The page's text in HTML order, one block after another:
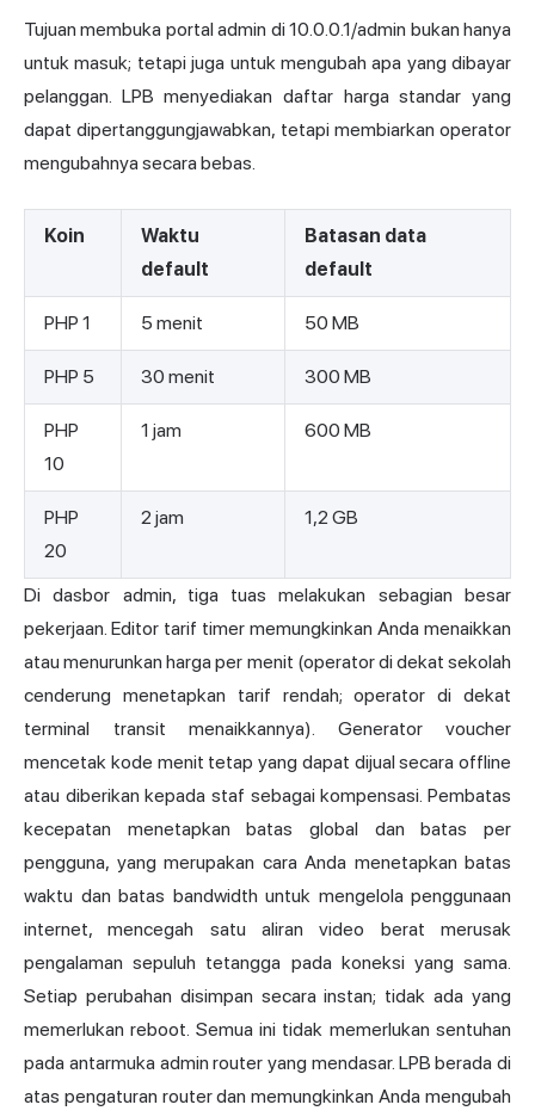
Tujuan membuka portal admin di 10.0.0.1/admin bukan hanya
untuk masuk; tetapi juga untuk mengubah apa yang dibayar
pelanggan. LPB menyediakan daftar harga standar yang
dapat dipertanggungjawabkan, tetapi membiarkan operator
mengubahnya secara bebas.
Koin
Waktu
default
Batasan data
default
PHP 1 5 menit 50 MB
PHP 5 30 menit 300 MB
PHP
10
1 jam 600 MB
PHP
20
2 jam 1,2 GB
Di dasbor admin, tiga tuas melakukan sebagian besar
pekerjaan. Editor tarif timer memungkinkan Anda menaikkan
atau menurunkan harga per menit (operator di dekat sekolah
cenderung menetapkan tarif rendah; operator di dekat
terminal transit menaikkannya). Generator voucher
mencetak kode menit tetap yang dapat dijual secara offline
atau diberikan kepada staf sebagai kompensasi. Pembatas
kecepatan menetapkan batas global dan batas per
pengguna, yang merupakan cara Anda menetapkan batas
waktu dan batas bandwidth untuk mengelola penggunaan
internet, mencegah satu aliran video berat merusak
pengalaman sepuluh tetangga pada koneksi yang sama.
Setiap perubahan disimpan secara instan; tidak ada yang
memerlukan reboot. Semua ini tidak memerlukan sentuhan
pada antarmuka admin router yang mendasar. LPB berada di
atas pengaturan router dan memungkinkan Anda mengubah